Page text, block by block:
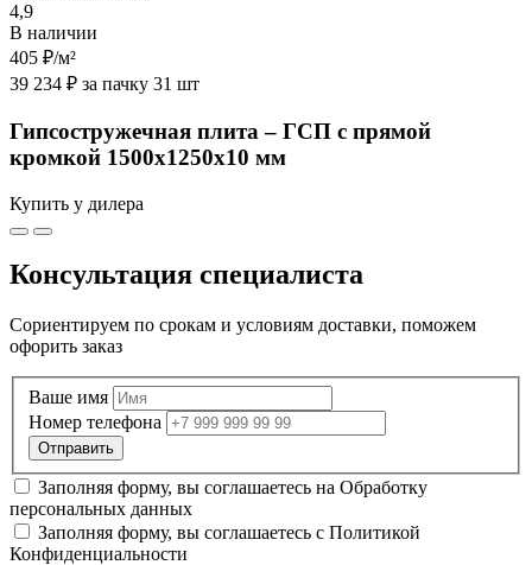
4,9
В наличии
405 ₽/м²
39 234 ₽ за пачку 31 шт
Гипсостружечная плита – ГСП с прямой
кромкой 1500х1250х10 мм
Купить у дилера
Консультация специалиста
Сориентируем по срокам и условиям доставки, поможем
офорить заказ
Ваше имя
Номер телефона
Заполняя форму, вы соглашаетесь на Обработку
персональных данных
Заполняя форму, вы соглашаетесь с Политикой
Конфиденциальности